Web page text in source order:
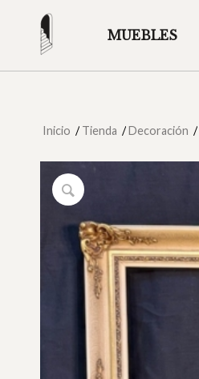
MUEBLES
Inicio / Tienda /Decoración /